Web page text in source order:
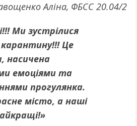
Аліна, ФБСС 20.04/2
Ми зустрілися
карантину!!! Це
насичена
емоціями та
прогулянка.
місто, а наші